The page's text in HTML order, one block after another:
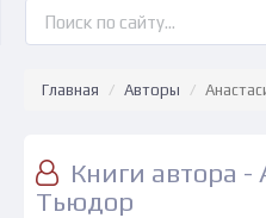
Главная Авторы
Книги автора -
Тьюдор